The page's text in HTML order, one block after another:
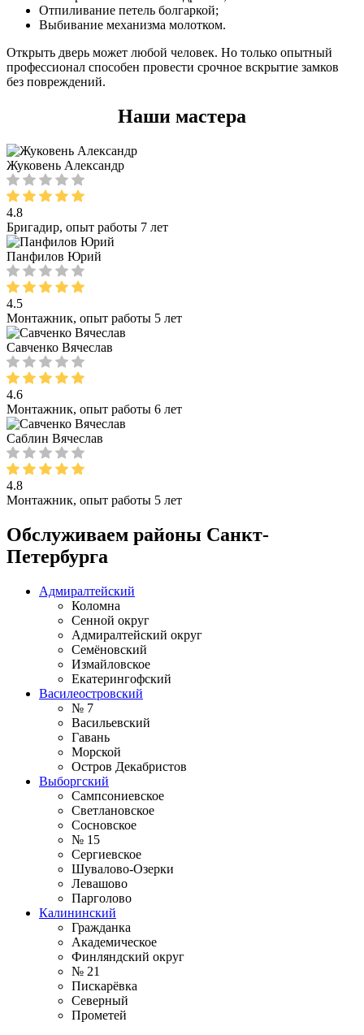
Отпиливание петель болгаркой;
Выбивание механизма молотком.
Открыть дверь может любой человек. Но только опытный
профессионал способен провести срочное вскрытие замков
без повреждений.
Наши мастера
Жуковень Александр
4.8
Бригадир, опыт работы 7 лет
Панфилов Юрий
4.5
Монтажник, опыт работы 5 лет
Савченко Вячеслав
4.6
Монтажник, опыт работы 6 лет
Саблин Вячеслав
4.8
Монтажник, опыт работы 5 лет
Обслуживаем районы Санкт-
Петербурга
Адмиралтейский
Коломна
Сенной округ
Адмиралтейский округ
Семёновский
Измайловское
Екатерингофский
Василеостровский
№ 7
Васильевский
Гавань
Морской
Остров Декабристов
Выборгский
Сампсониевское
Светлановское
Сосновское
№ 15
Сергиевское
Шувалово-Озерки
Левашово
Парголово
Калининский
Гражданка
Академическое
Финляндский округ
№ 21
Пискарёвка
Северный
Прометей